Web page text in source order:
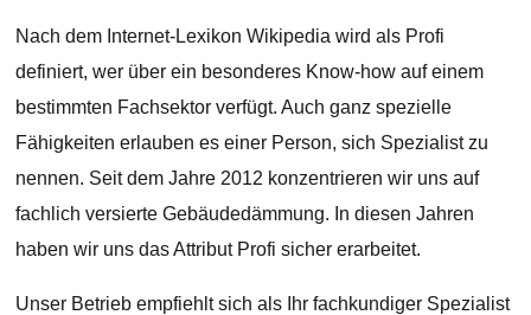
Nach dem Internet-Lexikon Wikipedia wird als Profi
definiert, wer über ein besonderes Know-how auf einem
bestimmten Fachsektor verfügt. Auch ganz spezielle
Fähigkeiten erlauben es einer Person, sich Spezialist zu
nennen. Seit dem Jahre 2012 konzentrieren wir uns auf
fachlich versierte Gebäudedämmung. In diesen Jahren
haben wir uns das Attribut Profi sicher erarbeitet.
Unser Betrieb empfiehlt sich als Ihr fachkundiger Spezialist